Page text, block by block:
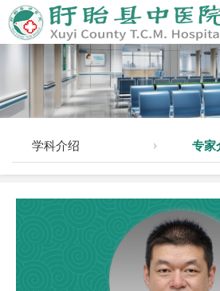
学科介绍 专家